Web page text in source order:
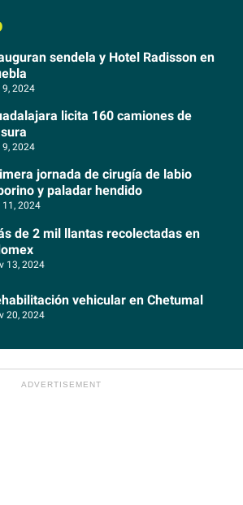
sendela y Hotel Radisson en
9, 2024
licita 160 camiones de
9, 2024
jornada de cirugía de labio
y paladar hendido
11, 2024
de 2 mil llantas recolectadas en
13, 2024
vehicular en Chetumal
20, 2024